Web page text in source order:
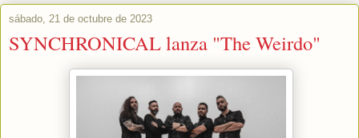
sábado, 21 de octubre de 2023
SYNCHRONICAL lanza "The Weirdo"